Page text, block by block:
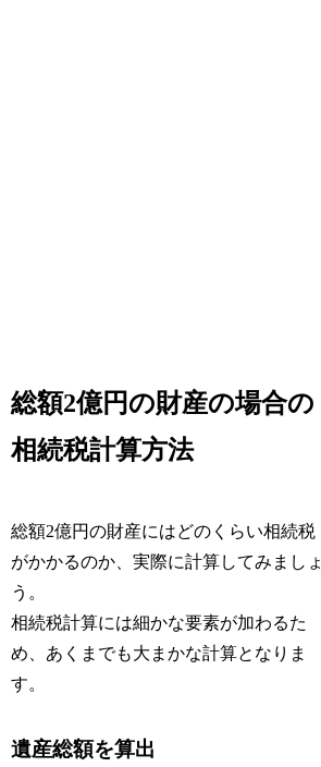
総額2億円の財産の場合の
相続税計算方法
総額2億円の財産にはどのくらい相続税
がかかるのか、実際に計算してみましょ
う。
相続税計算には細かな要素が加わるた
め、あくまでも大まかな計算となりま
す。
遺産総額を算出